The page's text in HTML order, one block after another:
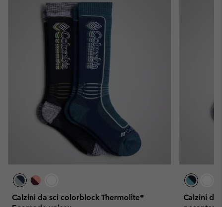
Calzini da sci colorblock Thermolite®
Calzini da